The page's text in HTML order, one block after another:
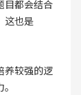
目都会结合
这也是
养较强的逻